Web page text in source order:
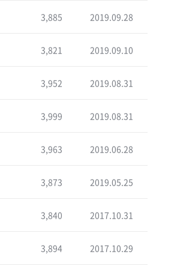
3,885 2019.09.28
3,821 2019.09.10
3,952 2019.08.31
3,999 2019.08.31
3,963 2019.06.28
3,873 2019.05.25
3,840 2017.10.31
3,894 2017.10.29